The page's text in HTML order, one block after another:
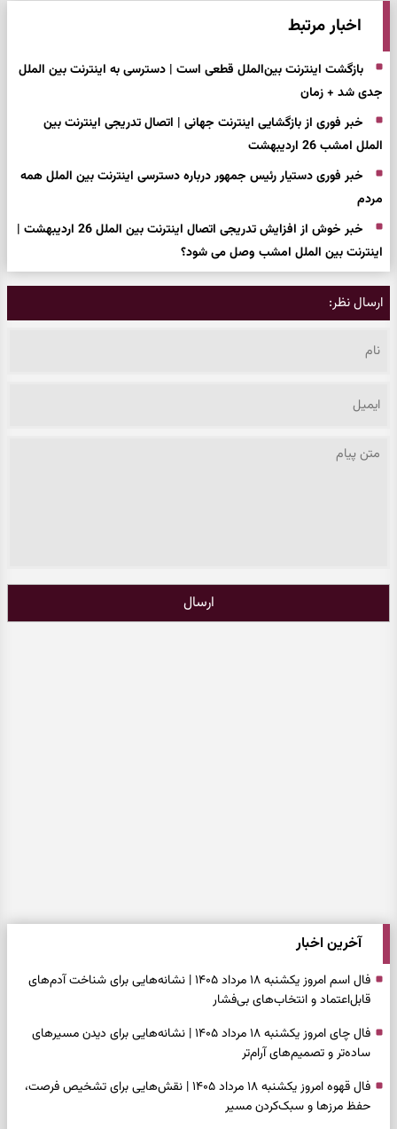
اخبار مرتبط
بازگشت اینترنت بین‌الملل قطعی است | دسترسی به اینترنت بین الملل
جدی شد + زمان
خبر فوری از بازگشایی اینترنت جهانی | اتصال تدریجی اینترنت بین
الملل امشب 26 اردیبهشت
خبر فوری دستیار رئیس جمهور درباره دسترسی اینترنت بین الملل همه
مردم
خبر خوش از افزایش تدریجی اتصال اینترنت بین الملل 26 اردیبهشت |
اینترنت بین الملل امشب وصل می شود؟
ارسال نظر:
ارسال
آخرین اخبار
فال اسم امروز یکشنبه ۱۸ مرداد ۱۴۰۵ | نشانه‌هایی برای شناخت آدم‌های
قابل‌اعتماد و انتخاب‌های بی‌فشار
فال چای امروز یکشنبه ۱۸ مرداد ۱۴۰۵ | نشانه‌هایی برای دیدن مسیرهای
ساده‌تر و تصمیم‌های آرام‌تر
فال قهوه امروز یکشنبه ۱۸ مرداد ۱۴۰۵ | نقش‌هایی برای تشخیص فرصت،
حفظ مرزها و سبک‌کردن مسیر